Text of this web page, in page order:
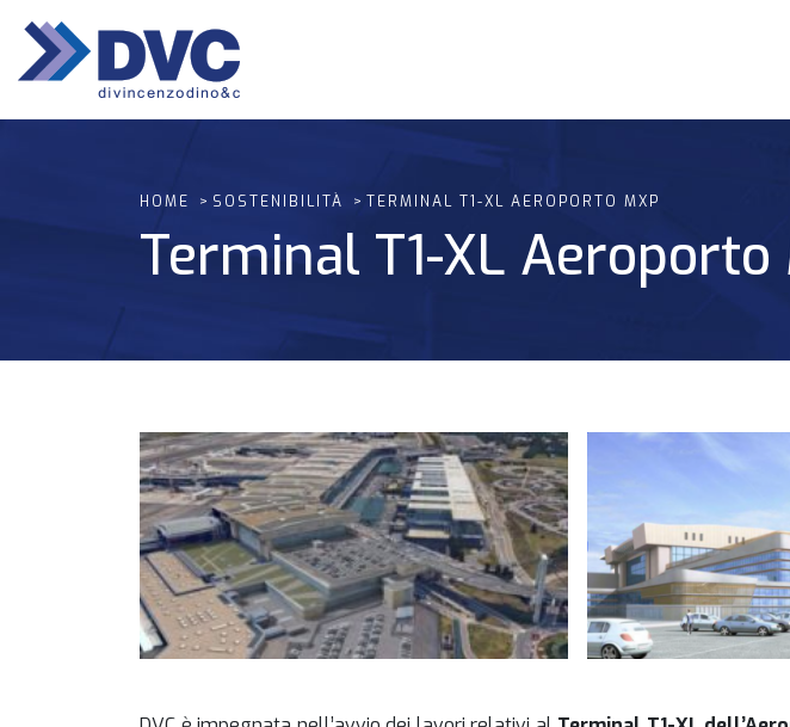
HOME SOSTENIBILITÀ TERMINAL T1-XL AEROPORTO MXP
Terminal T1-XL Aeroporto